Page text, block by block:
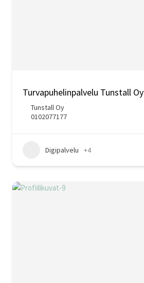
Turvapuhelinpalvelu Tunstall Oy
Tunstall Oy
0102077177
Digipalvelu +4